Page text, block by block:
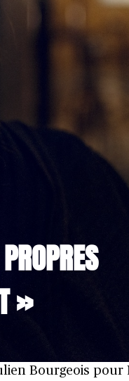
»
Bourgeois pour